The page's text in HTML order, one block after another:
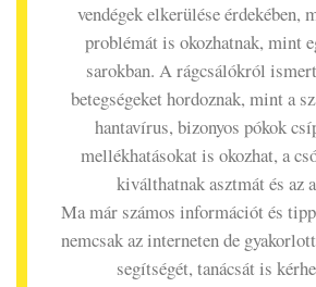
vendégek elkerülése érdekében,
problémát is okozhatnak, mint
sarokban. A rágcsálókról
betegségeket hordoznak, mint a
hantavírus, bizonyos pókok
mellékhatásokat is okozhat, a
kiválthatnak asztmát és az
Ma már számos információt és
nemcsak az interneten de
segítségét, tanácsát is